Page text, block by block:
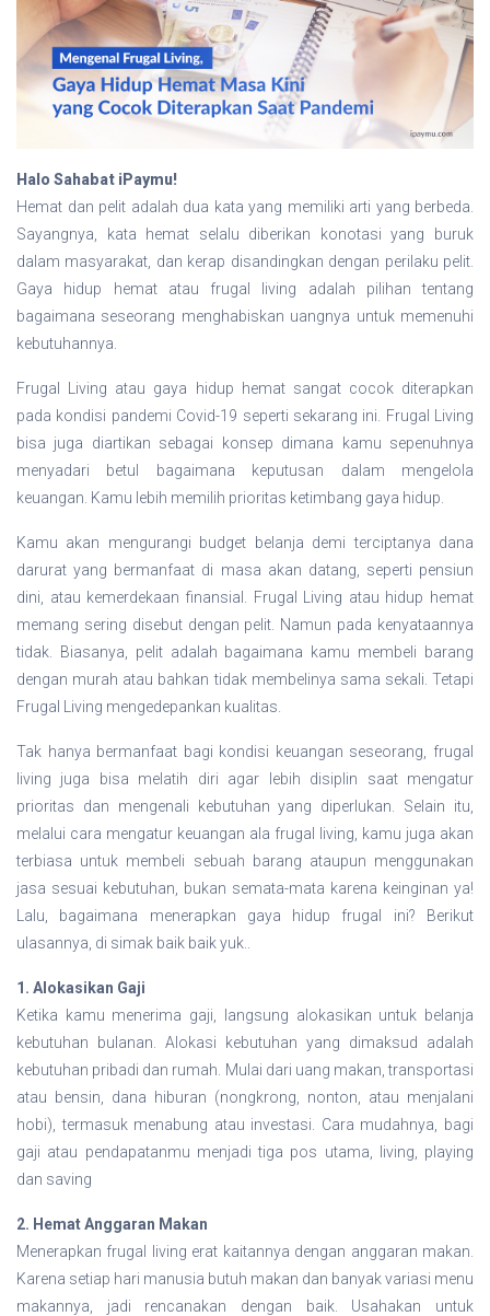
Halo Sahabat iPaymu!
Hemat dan pelit adalah dua kata yang memiliki arti yang berbeda.
Sayangnya, kata hemat selalu diberikan konotasi yang buruk
dalam masyarakat, dan kerap disandingkan dengan perilaku pelit.
Gaya hidup hemat atau frugal living adalah pilihan tentang
bagaimana seseorang menghabiskan uangnya untuk memenuhi
kebutuhannya.
Frugal Living atau gaya hidup hemat sangat cocok diterapkan
pada kondisi pandemi Covid-19 seperti sekarang ini. Frugal Living
bisa juga diartikan sebagai konsep dimana kamu sepenuhnya
menyadari betul bagaimana keputusan dalam mengelola
keuangan. Kamu lebih memilih prioritas ketimbang gaya hidup.
Kamu akan mengurangi budget belanja demi terciptanya dana
darurat yang bermanfaat di masa akan datang, seperti pensiun
dini, atau kemerdekaan finansial. Frugal Living atau hidup hemat
memang sering disebut dengan pelit. Namun pada kenyataannya
tidak. Biasanya, pelit adalah bagaimana kamu membeli barang
dengan murah atau bahkan tidak membelinya sama sekali. Tetapi
Frugal Living mengedepankan kualitas.
Tak hanya bermanfaat bagi kondisi keuangan seseorang, frugal
living juga bisa melatih diri agar lebih disiplin saat mengatur
prioritas dan mengenali kebutuhan yang diperlukan. Selain itu,
melalui cara mengatur keuangan ala frugal living, kamu juga akan
terbiasa untuk membeli sebuah barang ataupun menggunakan
jasa sesuai kebutuhan, bukan semata-mata karena keinginan ya!
Lalu, bagaimana menerapkan gaya hidup frugal ini? Berikut
ulasannya, di simak baik baik yuk..
1. Alokasikan Gaji
Ketika kamu menerima gaji, langsung alokasikan untuk belanja
kebutuhan bulanan. Alokasi kebutuhan yang dimaksud adalah
kebutuhan pribadi dan rumah. Mulai dari uang makan, transportasi
atau bensin, dana hiburan (nongkrong, nonton, atau menjalani
hobi), termasuk menabung atau investasi. Cara mudahnya, bagi
gaji atau pendapatanmu menjadi tiga pos utama, living, playing
dan saving
2. Hemat Anggaran Makan
Menerapkan frugal living erat kaitannya dengan anggaran makan.
Karena setiap hari manusia butuh makan dan banyak variasi menu
makannya, jadi rencanakan dengan baik. Usahakan untuk